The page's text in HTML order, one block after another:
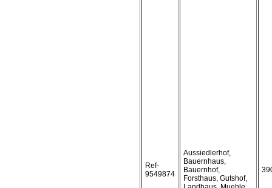
Ref-
9549874
Aussiedlerhof,
Bauernhaus,
Bauernhof,
Forsthaus, Gutshof,